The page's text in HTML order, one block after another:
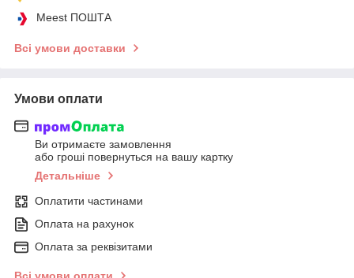
Meest ПОШТА
Всі умови доставки
Умови оплати
Ви отримаєте замовлення
або гроші повернуться на вашу картку
Детальніше
Оплатити частинами
Оплата на рахунок
Оплата за реквізитами